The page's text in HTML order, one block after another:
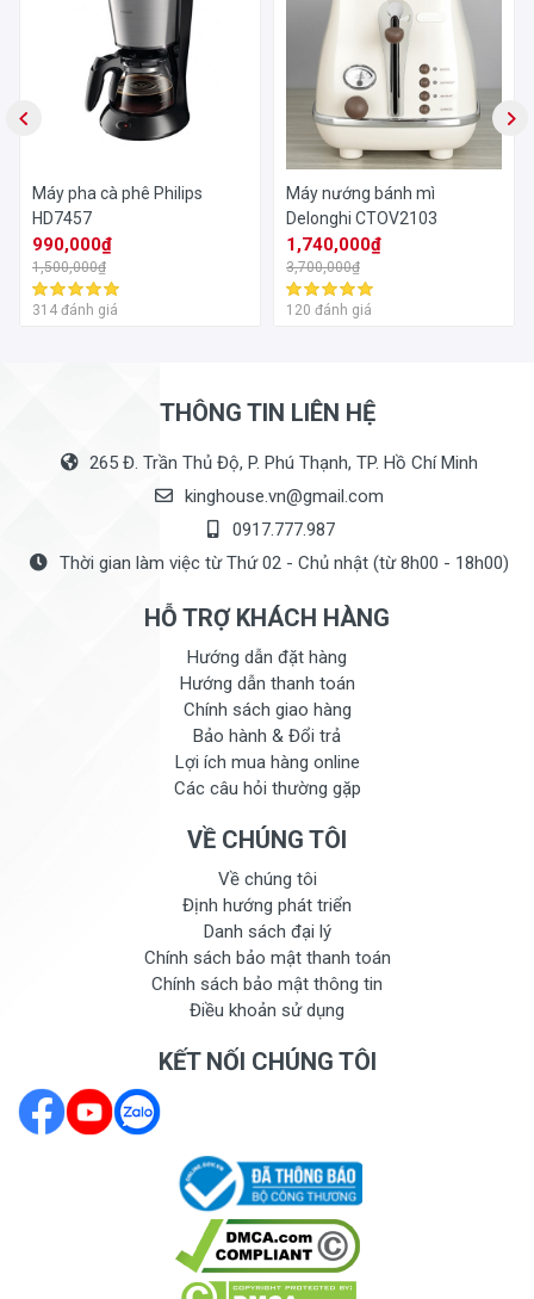
Máy pha cà phê Philips
HD7457
990,000₫
1,500,000₫
314 đánh giá
Máy nướng bánh mì
Delonghi CTOV2103
1,740,000₫
3,700,000₫
120 đánh giá
THÔNG TIN LIÊN HỆ
265 Đ. Trần Thủ Độ, P. Phú Thạnh, TP. Hồ Chí Minh
kinghouse.vn@gmail.com
0917.777.987
Thời gian làm việc từ Thứ 02 - Chủ nhật (từ 8h00 - 18h00)
HỖ TRỢ KHÁCH HÀNG
Hướng dẫn đặt hàng
Hướng dẫn thanh toán
Chính sách giao hàng
Bảo hành & Đổi trả
Lợi ích mua hàng online
Các câu hỏi thường gặp
VỀ CHÚNG TÔI
Về chúng tôi
Định hướng phát triển
Danh sách đại lý
Chính sách bảo mật thanh toán
Chính sách bảo mật thông tin
Điều khoản sử dụng
KẾT NỐI CHÚNG TÔI